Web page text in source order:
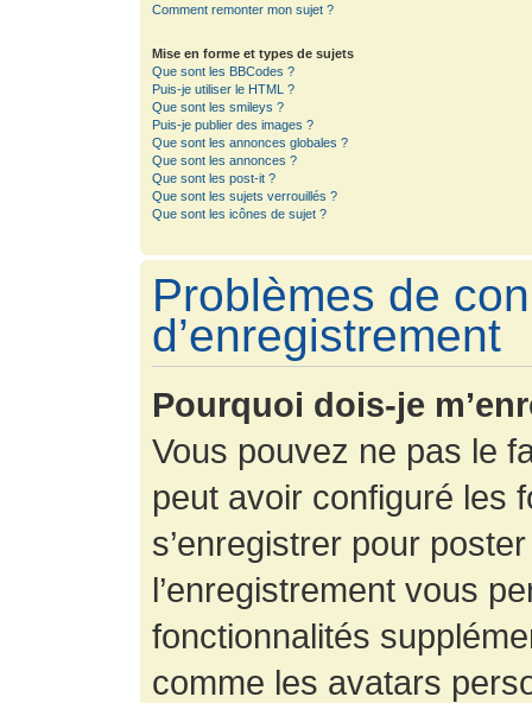
Comment remonter mon sujet ?
Mise en forme et types de sujets
Que sont les BBCodes ?
Puis-je utiliser le HTML ?
Que sont les smileys ?
Puis-je publier des images ?
Que sont les annonces globales ?
Que sont les annonces ?
Que sont les post-it ?
Que sont les sujets verrouillés ?
Que sont les icônes de sujet ?
Problèmes de
d’enregistrement
Pourquoi dois-je
Vous pouvez ne pas le
peut avoir configuré les
s’enregistrer pour
l’enregistrement vous
fonctionnalités
comme les avatars